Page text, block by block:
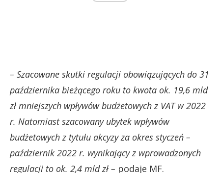
– Szacowane skutki regulacji obowiązujących do 31
października bieżącego roku to kwota ok. 19,6 mld
zł mniejszych wpływów budżetowych z VAT w 2022
r. Natomiast szacowany ubytek wpływów
budżetowych z tytułu akcyzy za okres styczeń –
październik 2022 r. wynikający z wprowadzonych
regulacji to ok. 2,4 mld zł – podaje MF.